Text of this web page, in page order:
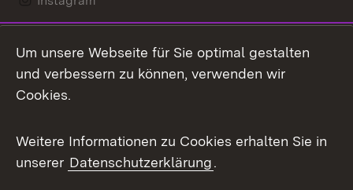
Mastodon
Messenger
Social Wall
X / Twitter
Um unsere Webseite für Sie optimal gestalten
und verbessern zu können, verwenden wir
Cookies.
Weitere Informationen zu Cookies erhalten Sie in
unserer Datenschutzerklärung.